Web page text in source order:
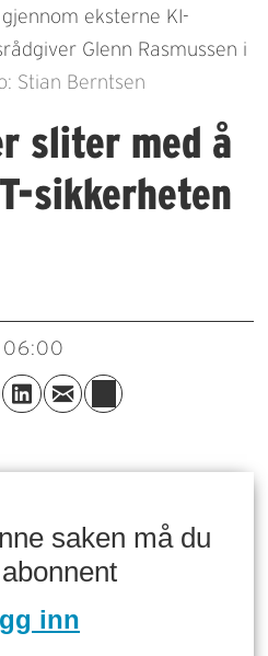
eksterne KI-
Glenn Rasmussen i
Stian Berntsen
sliter med å
sikkerheten
06:00
saken må du
inn